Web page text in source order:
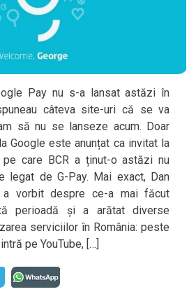
Pay nu s-a lansat astăzi în
câteva site-uri că se va
să nu se lanseze acum. Doar
Google este anunțat ca invitat la
care BCR a ținut-o astăzi nu
legat de G-Pay. Mai exact, Dan
vorbit despre ce-a mai făcut
perioadă și a arătat diverse
serviciilor în România: peste
pe YouTube, […]